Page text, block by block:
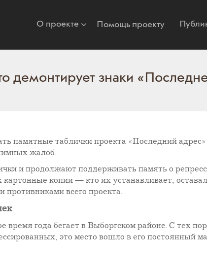
О проекте Помощь проекту
демонтирует знаки
памятные таблички проекта «Последний
жалоб.
и продолжают поддерживать память о
копии — кто их устанавливает,
противниками всего проекта.
года бегает в Выборгском районе. С тех
это место вошло в его постоянный